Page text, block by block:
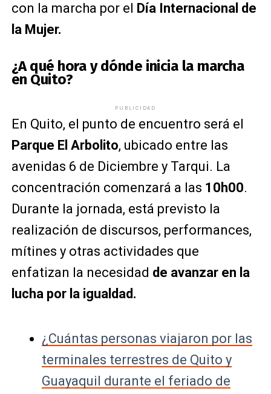
con la marcha por el Día Internacional de
la Mujer.
¿A qué hora y dónde inicia la marcha
en Quito?
PUBLICIDAD
En Quito, el punto de encuentro será el
Parque El Arbolito, ubicado entre las
avenidas 6 de Diciembre y Tarqui. La
concentración comenzará a las 10h00.
Durante la jornada, está previsto la
realización de discursos, performances,
mítines y otras actividades que
enfatizan la necesidad de avanzar en la
lucha por la igualdad.
¿Cuántas personas viajaron por las
terminales terrestres de Quito y
Guayaquil durante el feriado de